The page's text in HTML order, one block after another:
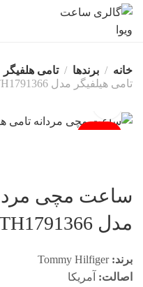
خانه برندها تامی هلفیگر
تامی هیلفیگر مدل TH1791366
ساعت مچی
مدل TH1791366
برند:Tommy Hilfiger
اصالت: آمریکا